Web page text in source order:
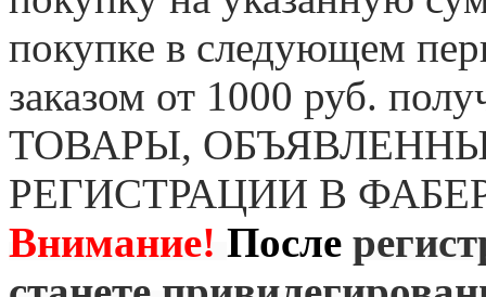
покупке в следующем
заказом от 1000 руб.
ТОВАРЫ,
РЕГИСТРАЦИИ В
Внимание! После